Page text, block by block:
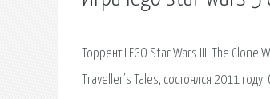
Торрент LEGO Star Wars III: The
Traveller's Tales, состоялся 2011